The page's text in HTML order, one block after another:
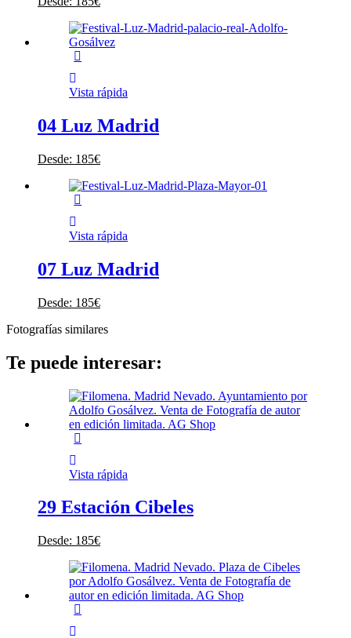
Vista rápida
04 Luz Madrid
Desde: 185€
Vista rápida
07 Luz Madrid
Desde: 185€
Fotografías similares
Te puede interesar:
Vista rápida
29 Estación Cibeles
Desde: 185€